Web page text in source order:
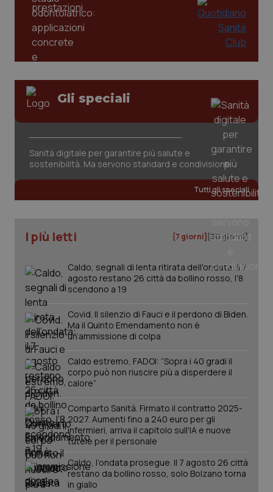
Gli speciali
Sanità digitale per garantire più salute e
sostenibilità. Ma servono standard e condivisione
Tutti gli speciali
I più letti [7 giorni] [30 giorni]
Caldo, segnali di lenta ritirata dell'ondata: il 7
agosto restano 26 città da bollino rosso, l'8
scendono a 19
Covid. Il silenzio di Fauci e il perdono di Biden.
Ma il Quinto Emendamento non è
un’ammissione di colpa
Caldo estremo, FADOI: “Sopra i 40 gradi il
corpo può non riuscire più a disperdere il
calore”
Comparto Sanità. Firmato il contratto 2025-
2027. Aumenti fino a 240 euro per gli
infermieri, arriva il capitolo sull'IA e nuove
tutele per il personale
Caldo, l’ondata prosegue. Il 7 agosto 26 città
restano da bollino rosso, solo Bolzano torna
in giallo
tracking-sites-ironfish-
www.quotidianosanita.it
.quotidianosanita.it
1
PHPSESSID
PHP.net
www.quotidianosanita.it